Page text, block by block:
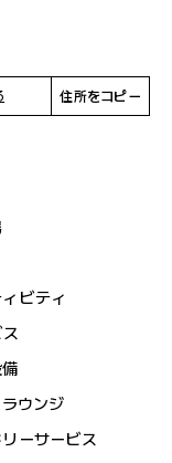
住所をコピー
ビティ
ウンジ
ーサービス